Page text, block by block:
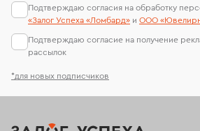
*для новых подписчиков
Подтверждаю согласия на обработку
«Залог Успеха «Ломбард» и ООО
Подтверждаю согласие на получение
рассылок